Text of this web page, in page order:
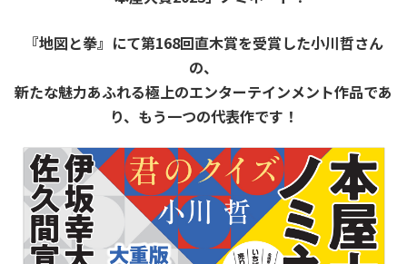
現代小説の到達点を更新し続ける著者の才気がほとばし
る、唯一無二の＜クイズ小説＞が誕生しました。雑誌掲載
時から共同通信や図書新聞の文芸時評等に取り上げられ、
またSNSでも盛り上がりを見せる、話題沸騰の一冊です！
ストーリー：生放送のTV番組『Q-1グランプリ』決勝戦に
出場したクイズプレーヤーの三島玲央は、対戦相手・本庄
絆が、まだ一文字も問題が読まれぬうちに回答し正解し、
優勝を果たすという不可解な事態をいぶかしむ。いったい
『地図と拳』にて第168回直木賞を受賞した小川哲さん
の、
新たな魅力あふれる極上のエンターテインメント作品であ
り、もう一つの代表作です！